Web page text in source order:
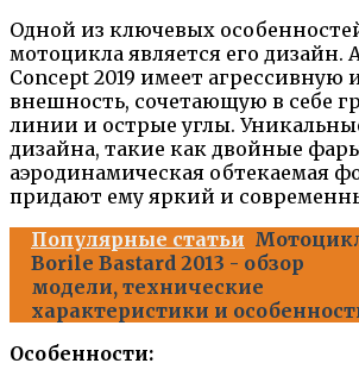
Одной из ключевых
мотоцикла является его дизайн.
Concept 2019 имеет агрессивную
внешность, сочетающую в себе
линии и острые углы.
дизайна, такие как двойные
аэродинамическая обтекаемая
придают ему яркий и
Популярные статьи
Borile Bastard 2013 - обзор
модели, технические
характеристики и
Особенности: